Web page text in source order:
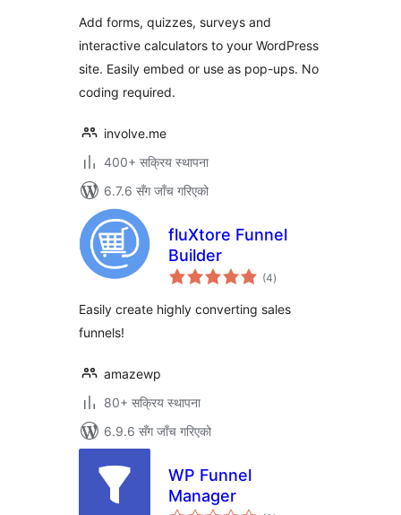
Embedded Widgets
or Pop-ups
Add forms, quizzes, surveys and
interactive calculators to your WordPress
site. Easily embed or use as pop-ups. No
coding required.
involve.me
400+ सक्रिय स्थापना
6.7.6 सँग जाँच गरिएको
fluXtore Funnel
Builder
(4कुल
रेटिङ्गहरू
)
Easily create highly converting sales
funnels!
amazewp
80+ सक्रिय स्थापना
6.9.6 सँग जाँच गरिएको
WP Funnel
Manager
कुल